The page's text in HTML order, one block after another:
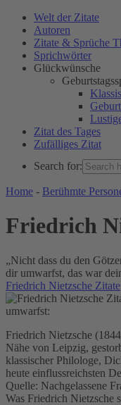
Welt der Zitate
Autoren
Zitate & Sprüche
Sprichwörter
Glückwünsche
Zitat des Tages
Zufälliges Zitat
Search for:
WELT DER ZITATE
Home - Berühmte
Friedrich
„Nicht dass du den
dir umwarfst, das war
Friedrich Nietzsche Zitate
Friedrich Nietzsche
Nähe von Leipzig,
klassischer Philologe,
heute einflussreichsten
Quelle: Nachgelassene
Was Friedrich Nietzsche